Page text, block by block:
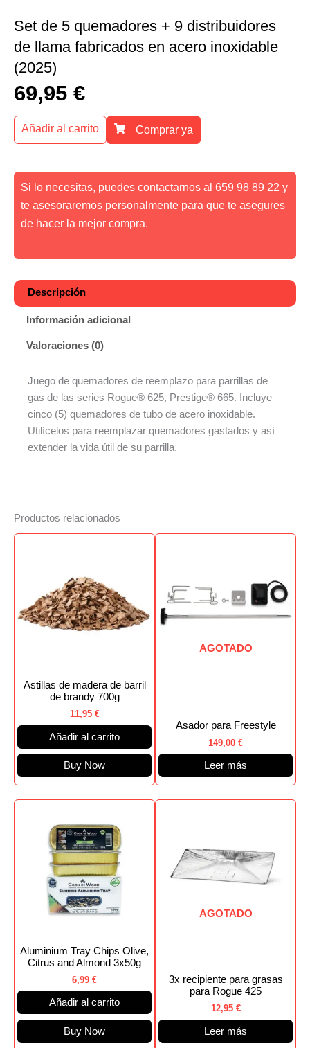
Set de 5 quemadores + 9 distribuidores
de llama fabricados en acero inoxidable
(2025)
69,95 €
Añadir al carrito Comprar ya
Si lo necesitas, puedes contactarnos al 659 98 89 22 y
te asesoraremos personalmente para que te asegures
de hacer la mejor compra.
Descripción
Información adicional
Valoraciones (0)
Juego de quemadores de reemplazo para parrillas de
gas de las series Rogue® 625, Prestige® 665. Incluye
cinco (5) quemadores de tubo de acero inoxidable.
Utilícelos para reemplazar quemadores gastados y así
extender la vida útil de su parrilla.
Productos relacionados
Astillas de madera de barril
de brandy 700g
11,95 €
Añadir al carrito
Buy Now
AGOTADO
Asador para Freestyle
149,00 €
Leer más
Aluminium Tray Chips Olive,
Citrus and Almond 3x50g
6,99 €
Añadir al carrito
Buy Now
AGOTADO
3x recipiente para grasas
para Rogue 425
12,95 €
Leer más